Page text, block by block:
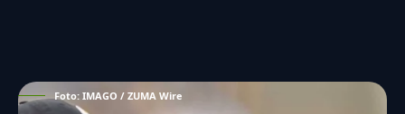
Foto: IMAGO / ZUMA Wire